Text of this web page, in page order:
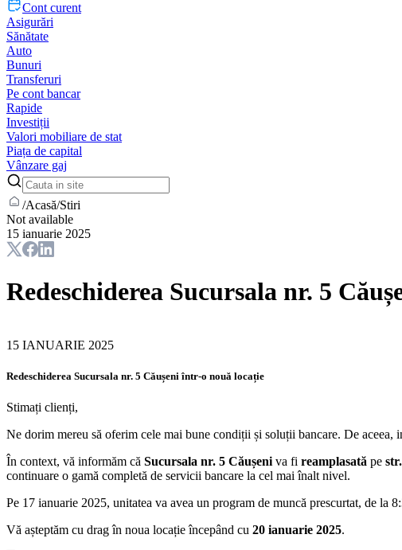
Cont curent
Asigurări
Sănătate
Auto
Bunuri
Transferuri
Pe cont bancar
Rapide
Investiții
Valori mobiliare de stat
Piața de capital
Vânzare gaj
/Acasă/Stiri
Not available
15 ianuarie 2025
Redeschiderea Sucursala nr. 5
15 IANUARIE 2025
Redeschiderea Sucursala nr. 5 Căușeni într-o nouă locație
Stimați clienți,
Ne dorim mereu să oferim cele mai bune condiții și soluții bancare. De aceea,
În context, vă informăm că Sucursala nr. 5 Căușeni va fi reamplasată pe
continuare o gamă completă de servicii bancare la cel mai înalt nivel.
Pe 17 ianuarie 2025, unitatea va avea un program de muncă prescurtat, de la
Vă așteptăm cu drag în noua locație începând cu 20 ianuarie 2025.